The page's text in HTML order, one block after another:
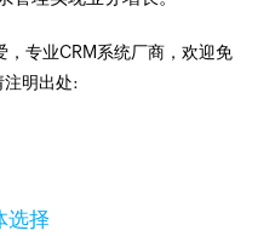
，专业CRM系统厂商，欢迎免
注明出处:
选择